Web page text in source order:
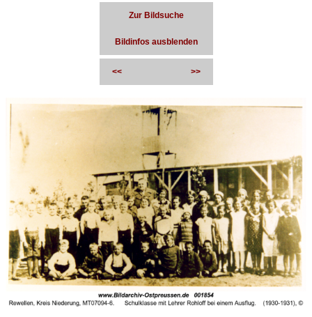
Zur Bildsuche
Bildinfos ausblenden
<< >>